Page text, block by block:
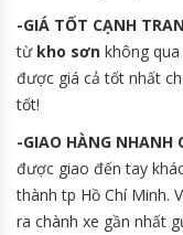
-GIÁ TỐT CẠNH
từ kho sơn không
được giá cả tốt nhất
tốt!
-GIAO HÀNG NHANH
được giao đến tay
thành tp Hồ Chí Minh.
ra chành xe gần nhất